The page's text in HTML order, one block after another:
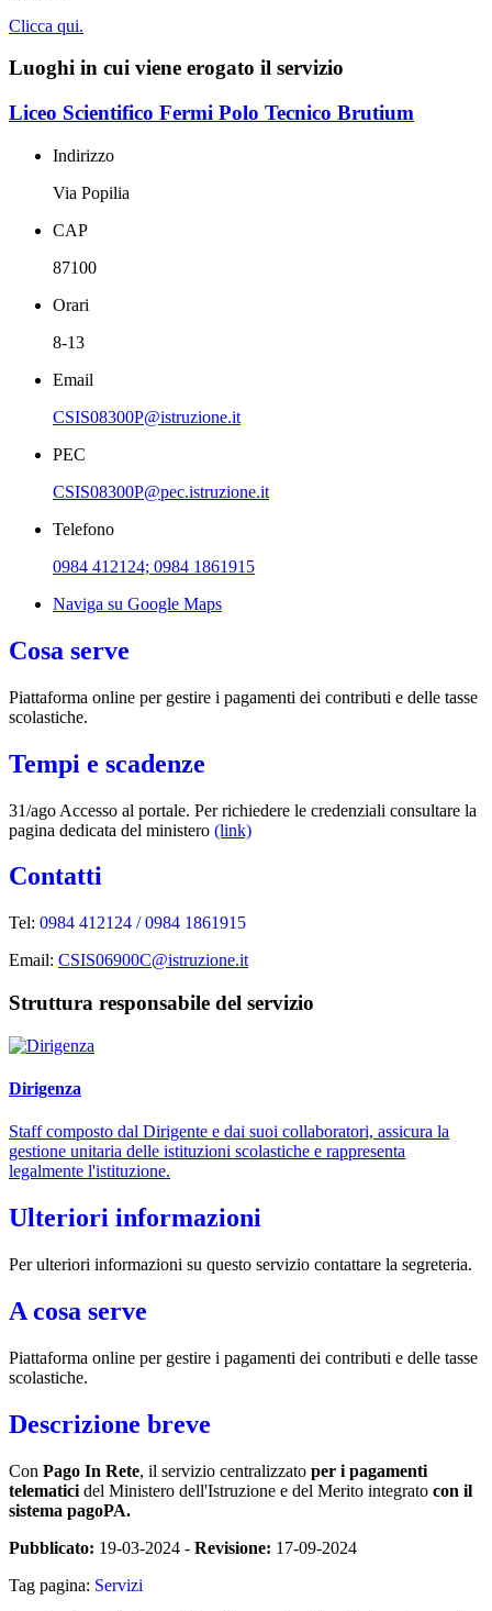
Clicca qui.
Luoghi in cui viene erogato il servizio
Liceo Scientifico Fermi Polo Tecnico Brutium
Indirizzo
Via Popilia
CAP
87100
Orari
8-13
Email
CSIS08300P@istruzione.it
PEC
CSIS08300P@pec.istruzione.it
Telefono
0984 412124; 0984 1861915
Naviga su Google Maps
Cosa serve
Piattaforma online per gestire i pagamenti dei contributi e delle tasse
scolastiche.
Tempi e scadenze
31/ago Accesso al portale. Per richiedere le credenziali consultare la
pagina dedicata del ministero (link)
Contatti
Tel: 0984 412124 / 0984 1861915
Email: CSIS06900C@istruzione.it
Struttura responsabile del servizio
Dirigenza
Staff composto dal Dirigente e dai suoi collaboratori, assicura la
gestione unitaria delle istituzioni scolastiche e rappresenta
legalmente l'istituzione.
Ulteriori informazioni
Per ulteriori informazioni su questo servizio contattare la segreteria.
A cosa serve
Piattaforma online per gestire i pagamenti dei contributi e delle tasse
scolastiche.
Descrizione breve
Con Pago In Rete, il servizio centralizzato per i pagamenti
telematici del Ministero dell'Istruzione e del Merito integrato con il
sistema pagoPA.
Pubblicato: 19-03-2024 - Revisione: 17-09-2024
Tag pagina: Servizi